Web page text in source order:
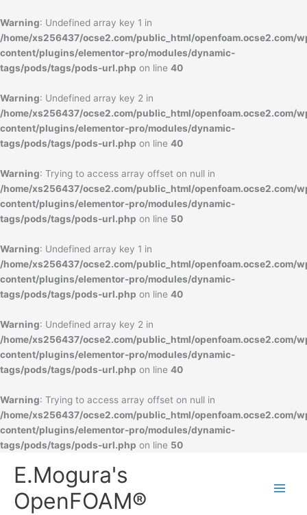
Warning: Undefined array key 1 in
/home/xs256437/ocse2.com/public_html/openfoam.ocse2.com/
content/plugins/elementor-pro/modules/dynamic-
tags/pods/tags/pods-url.php on line 40
Warning: Undefined array key 2 in
/home/xs256437/ocse2.com/public_html/openfoam.ocse2.com/
content/plugins/elementor-pro/modules/dynamic-
tags/pods/tags/pods-url.php on line 40
Warning: Trying to access array offset on null in
/home/xs256437/ocse2.com/public_html/openfoam.ocse2.com/
content/plugins/elementor-pro/modules/dynamic-
tags/pods/tags/pods-url.php on line 50
Warning: Undefined array key 1 in
/home/xs256437/ocse2.com/public_html/openfoam.ocse2.com/
content/plugins/elementor-pro/modules/dynamic-
tags/pods/tags/pods-url.php on line 40
Warning: Undefined array key 2 in
/home/xs256437/ocse2.com/public_html/openfoam.ocse2.com/
content/plugins/elementor-pro/modules/dynamic-
tags/pods/tags/pods-url.php on line 40
Warning: Trying to access array offset on null in
/home/xs256437/ocse2.com/public_html/openfoam.ocse2.com/
content/plugins/elementor-pro/modules/dynamic-
tags/pods/tags/pods-url.php on line 50
容
を
ス
キ
プ
E.Mogura's
OpenFOAM®